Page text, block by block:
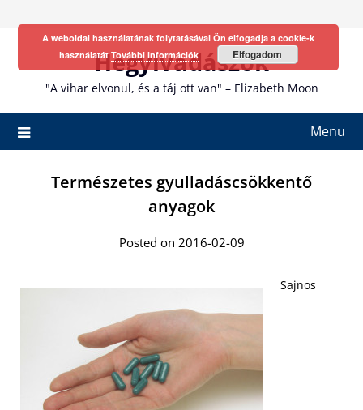
Hegyivadászok
"A vihar elvonul, és a táj ott van" – Elizabeth Moon
Menu
Természetes gyulladáscsökkentő
anyagok
Posted on 2016-02-09
Sajnos
A weboldal használatának folytatásával Ön elfogadja a cookie-k
használatátTovábbi információk Elfogadom